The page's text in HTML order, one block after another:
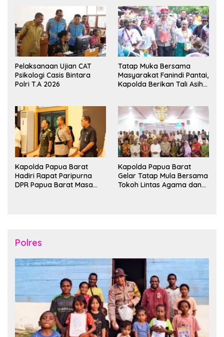
Persahabatan
Pangan Papua Barat
Pelaksanaan Ujian CAT
Psikologi Casis Bintara
Polri T.A 2026
Tatap Muka Bersama
Masyarakat Fanindi Pantai,
Kapolda Berikan Tali Asih
Kapolda Papua Barat
Hadiri Rapat Paripurna
DPR Papua Barat Masa
Kapolda Papua Barat
Gelar Tatap Mula Bersama
Tokoh Lintas Agama dan
Polres